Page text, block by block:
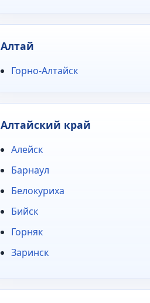
Алтай
Горно-Алтайск
Алтайский край
Алейск
Барнаул
Белокуриха
Бийск
Горняк
Заринск